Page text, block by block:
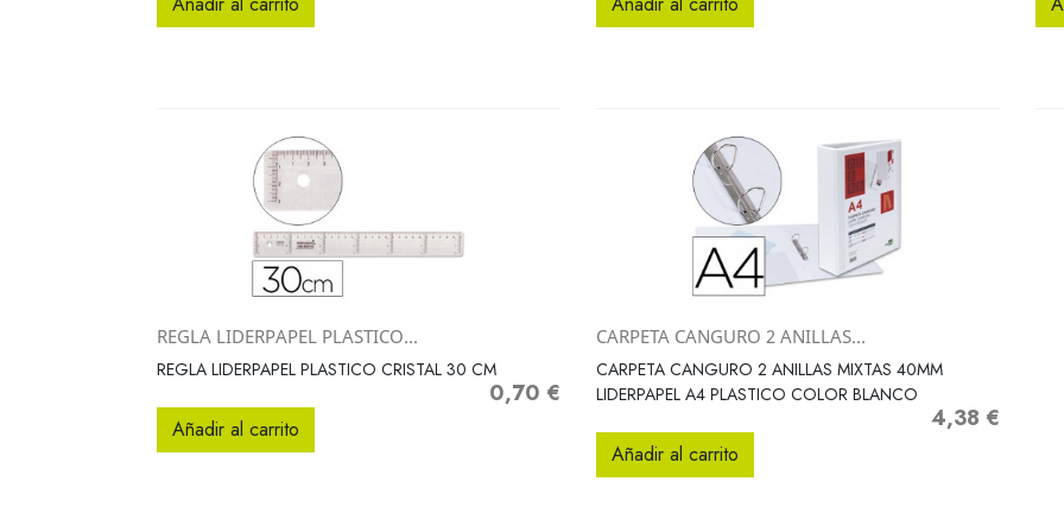
 Vista rápida
REGLA LIDERPAPEL PLASTICO...
REGLA LIDERPAPEL PLASTICO CRISTAL 30 CM
Precio
0,70 €
Añadir al carrito
Vista rápida
CARPETA CANGURO 2 ANILLAS...
CARPETA CANGURO 2 ANILLAS MIXTAS 40MM
LIDERPAPEL A4 PLASTICO COLOR BLANCO
Precio
4,38 €
Añadir al carrito